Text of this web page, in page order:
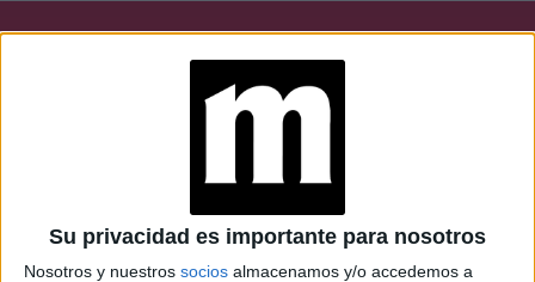
Su privacidad es importante para nosotros
Nosotros y nuestros socios almacenamos y/o accedemos a
Caras Noticias
Weekend Parabrisas
Look
Luz Mía Lunateen Break BATimes